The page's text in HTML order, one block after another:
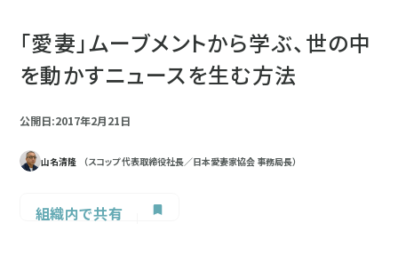
「愛妻」ムーブメントから学ぶ、世の中
を動かすニュースを生む方法
公開日:2017年2月21日
山名清隆 （スコップ 代表取締役社長／日本愛妻家協会 事務局長）
組織内で共有